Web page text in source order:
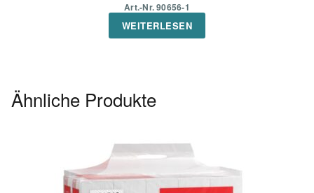
Art.-Nr. 90656-1
WEITERLESEN
Ähnliche Produkte